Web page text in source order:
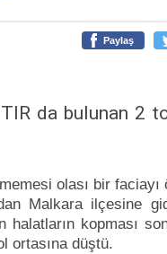
Paylaş
da bulunan 2
olası bir faciayı
Malkara ilçesine
halatların kopması
ortasına düştü.